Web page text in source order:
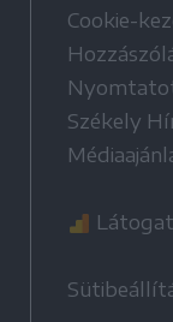
Cookie-
Székely